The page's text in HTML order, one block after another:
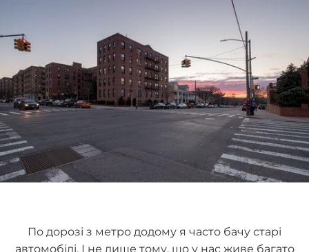
По дорозі з метро додому я часто бачу старі
автомобілі. І не лише тому, що у нас живе багато